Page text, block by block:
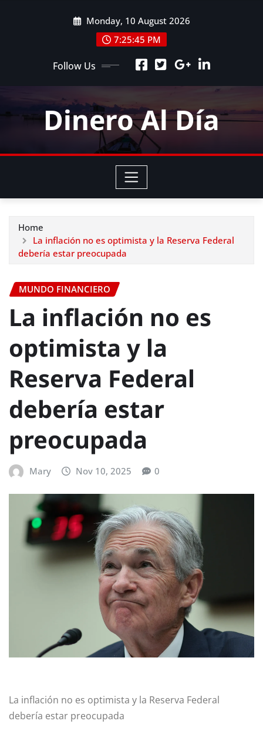
Monday, 10 August 2026
7:25:46 PM
Follow Us
Dinero Al Día
Home
La inflación no es optimista y la Reserva Federal
debería estar preocupada
MUNDO FINANCIERO
La inflación no es
optimista y la
Reserva Federal
debería estar
preocupada
Mary Nov 10, 2025 0
La inflación no es optimista y la Reserva Federal
debería estar preocupada